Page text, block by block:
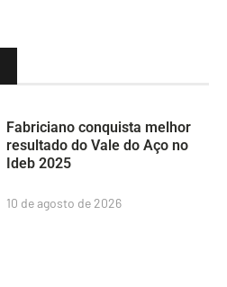
Fabriciano conquista melhor
resultado do Vale do Aço no
Ideb 2025
10 de agosto de 2026